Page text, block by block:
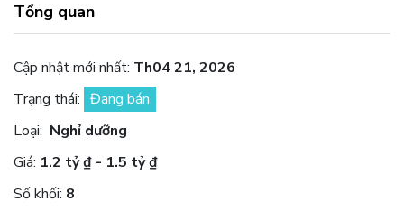
Tổng quan
Cập nhật mới nhất: Th04 21, 2026
Trạng thái: Đang bán
Loại: Nghỉ dưỡng
Giá: 1.2 tỷ ₫ - 1.5 tỷ ₫
Số khối: 8